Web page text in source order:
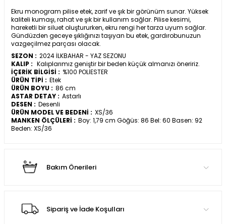
Ekru monogram pilise etek, zarif ve şık bir görünüm sunar. Yüksek
kaliteli kumaşı, rahat ve şık bir kullanım sağlar. Pilise kesimi,
hareketli bir siluet oluştururken, ekru rengi her tarza uyum sağlar.
Gündüzden geceye şıklığınızı taşıyan bu etek, gardırobunuzun
vazgeçilmez parçası olacak.
SEZON : 2024 İLKBAHAR - YAZ SEZONU
KALIP : Kalıplarımız geniştir bir beden küçük almanızı öneririz.
İÇERİK BİLGİSİ : %100 POLİESTER
ÜRÜN TİPİ : Etek
ÜRÜN BOYU : 86 cm
ASTAR DETAY : Astarlı
DESEN : Desenli
ÜRÜN MODEL VE BEDENİ : XS/36
MANKEN ÖLÇÜLERİ : Boy: 1,79 cm Göğüs: 86 Bel: 60 Basen: 92
Beden: XS/36
Bakım Önerileri
Sipariş ve İade Koşulları